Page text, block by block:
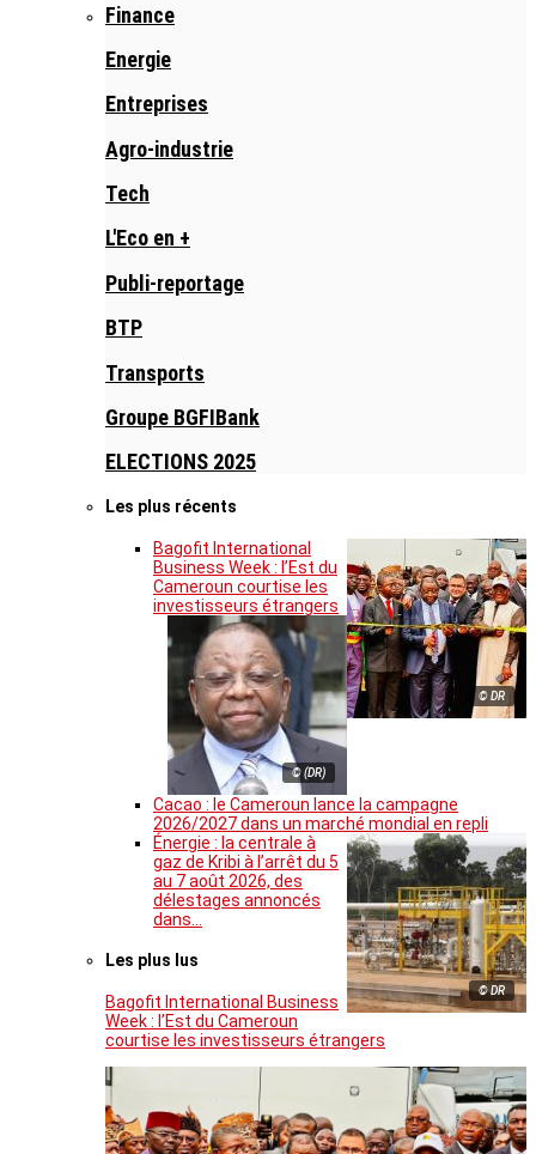
Finance
Energie
Entreprises
Agro-industrie
Tech
L'Eco en +
Publi-reportage
BTP
Transports
Groupe BGFIBank
ELECTIONS 2025
Les plus récents
© DR
Bagofit International
Business Week : l’Est du
Cameroun courtise les
investisseurs étrangers
© (DR)
Cacao : le Cameroun lance la campagne
2026/2027 dans un marché mondial en repli
© DR
Énergie : la centrale à
gaz de Kribi à l’arrêt du 5
au 7 août 2026, des
délestages annoncés
dans…
Les plus lus
Bagofit International Business
Week : l’Est du Cameroun
courtise les investisseurs étrangers